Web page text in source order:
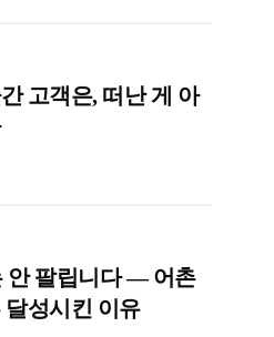
고객은, 떠난 게 아
안 팔립니다 — 어촌
성시킨 이유